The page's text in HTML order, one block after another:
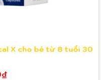
X cho bé từ 8 tuổi 30